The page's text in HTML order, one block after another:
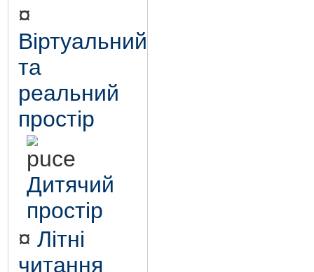
¤
Віртуальний
та
реальний
простір
Дитячий
простір
¤ Літні
читання